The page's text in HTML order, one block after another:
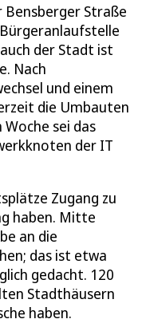
Bensberger Straße
der Stadt ist
Nach
und einem
die Umbauten
sei das
der IT
Zugang zu
haben. Mitte
an die
das ist etwa
gedacht. 120
Stadthäusern
haben.